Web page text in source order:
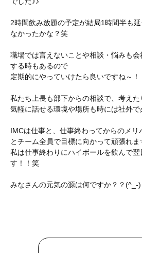
2時間飲み放題の予定が結局1時間半も
なかったかな？笑
職場では言えないことや相談・悩みも
する時もあるので
定期的にやっていけたら良いですね～！
私たち上長も部下からの相談で、考え
気軽に話せる環境や場所も時には社外で
IMCは仕事と、仕事終わってからのメ
とチーム全員で目標に向かって頑張れま
私は仕事終わりにハイボールを飲んで翌
す！！笑
みなさんの元気の源は何ですか？？(^_-)